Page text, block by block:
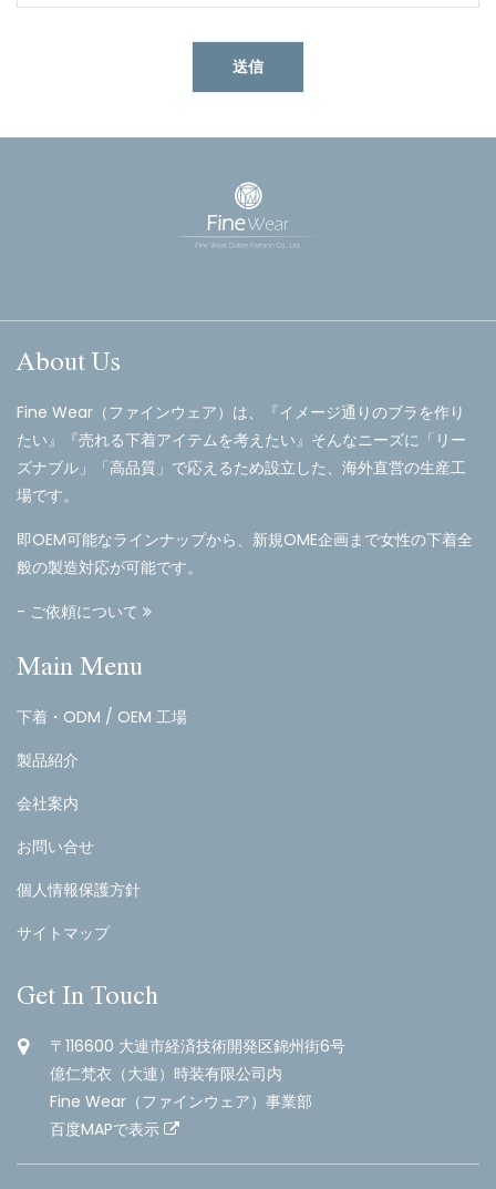
送信
About Us
Fine Wear（ファインウェア）は、『イメージ通りのブラを作り
たい』『売れる下着アイテムを考えたい』そんなニーズに「リー
ズナブル」「高品質」で応えるため設立した、海外直営の生産工
場です。
即OEM可能なラインナップから、新規OME企画まで女性の下着全
般の製造対応が可能です。
- ご依頼について
Main Menu
下着・ODM / OEM 工場
製品紹介
会社案内
お問い合せ
個人情報保護方針
サイトマップ
Get In Touch
〒116600 大連市経済技術開発区錦州街6号
億仁梵衣（大連）時装有限公司内
Fine Wear（ファインウェア）事業部
百度MAPで表示